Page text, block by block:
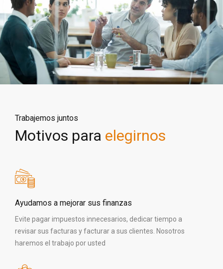
Trabajemos juntos
Motivos para elegirnos
Ayudamos a mejorar sus finanzas
Evite pagar impuestos innecesarios, dedicar tiempo a
revisar sus facturas y facturar a sus clientes. Nosotros
haremos el trabajo por usted